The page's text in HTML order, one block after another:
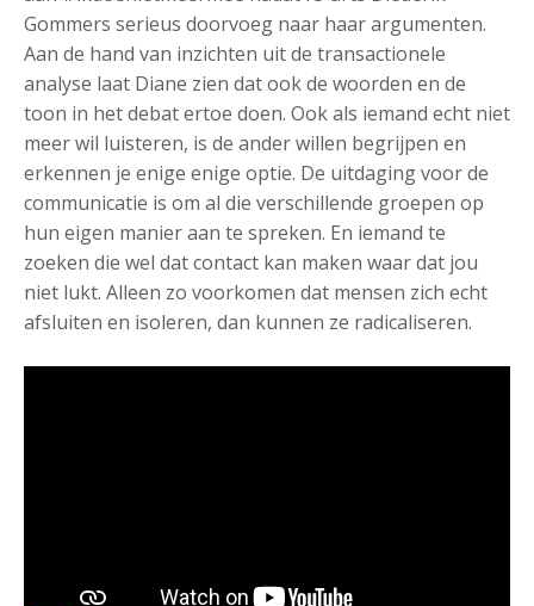
Gommers serieus doorvoeg naar haar argumenten.
Aan de hand van inzichten uit de transactionele
analyse laat Diane zien dat ook de woorden en de
toon in het debat ertoe doen. Ook als iemand echt niet
meer wil luisteren, is de ander willen begrijpen en
erkennen je enige enige optie. De uitdaging voor de
communicatie is om al die verschillende groepen op
hun eigen manier aan te spreken. En iemand te
zoeken die wel dat contact kan maken waar dat jou
niet lukt. Alleen zo voorkomen dat mensen zich echt
afsluiten en isoleren, dan kunnen ze radicaliseren.